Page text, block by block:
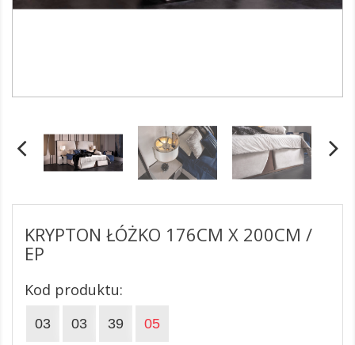
KRYPTON ŁÓŻKO 176CM X 200CM /
EP
Kod produktu:
03 03 39 05